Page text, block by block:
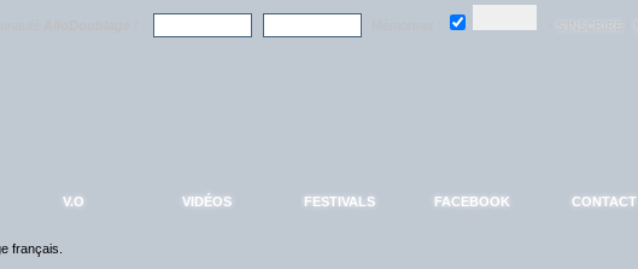
V.O VIDÉOS FESTIVALS FACEBOOK CONTACT
français.